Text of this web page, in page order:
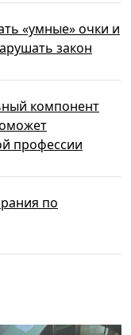
«умные» очки и
закон
компонент
профессии
по